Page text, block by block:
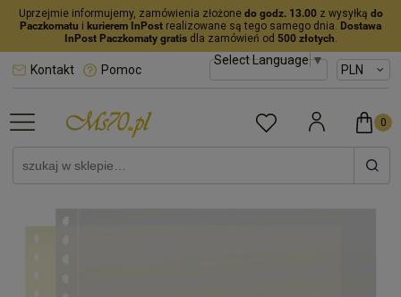
Uprzejmie informujemy, zamówienia złożone do godz. 13.00z wysyłką do
Paczkomatu i kurierem InPost realizowane są tego samego dnia. Dostawa
InPost Paczkomaty gratisdla zamówień od 500 złotych.
Select Language▼
Kontakt Pomoc